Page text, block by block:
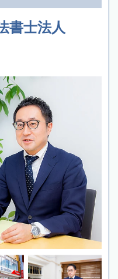
書士法人